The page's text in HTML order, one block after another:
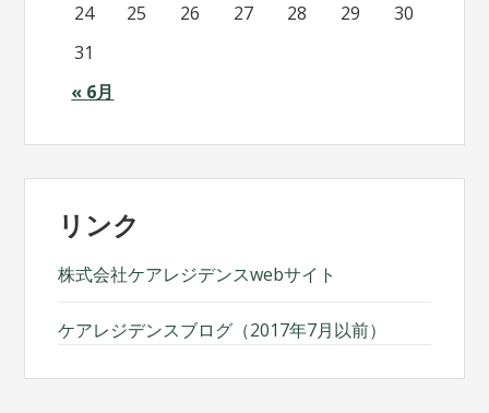
« 6月
24
25 26 27 28 29
30
31
リンク
株式会社ケアレジデンスwebサイト
ケアレジデンスブログ（2017年7月以前）